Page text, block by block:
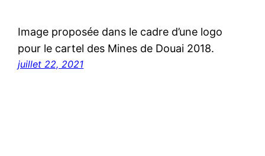
Image proposée dans le cadre d’une logo
pour le cartel des Mines de Douai 2018.
juillet 22, 2021